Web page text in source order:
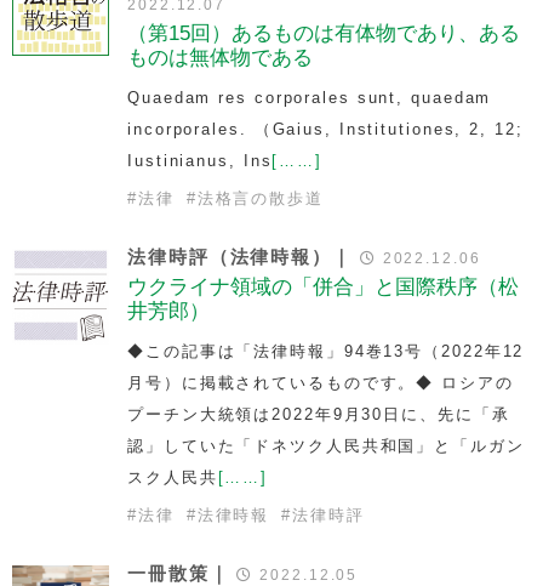
2022.12.07
（第15回）あるものは有体物であり、ある
ものは無体物である
Quaedam res corporales sunt, quaedam
incorporales. （Gaius, Institutiones, 2, 12;
Iustinianus, Ins [……]
#法律 #法格言の散歩道
法律時評（法律時報）｜ 2022.12.06
ウクライナ領域の「併合」と国際秩序（松
井芳郎）
◆この記事は「法律時報」94巻13号（2022年12
月号）に掲載されているものです。◆ ロシアの
プーチン大統領は2022年9月30日に、先に「承
認」していた「ドネツク人民共和国」と「ルガン
スク人民共 [……]
#法律 #法律時報 #法律時評
一冊散策｜ 2022.12.05